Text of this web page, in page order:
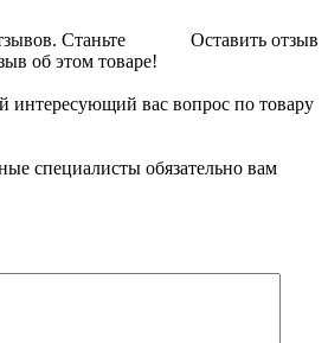
Оставить отзыв
Станьте
об этом товаре!
интересующий вас вопрос по товару
специалисты обязательно вам